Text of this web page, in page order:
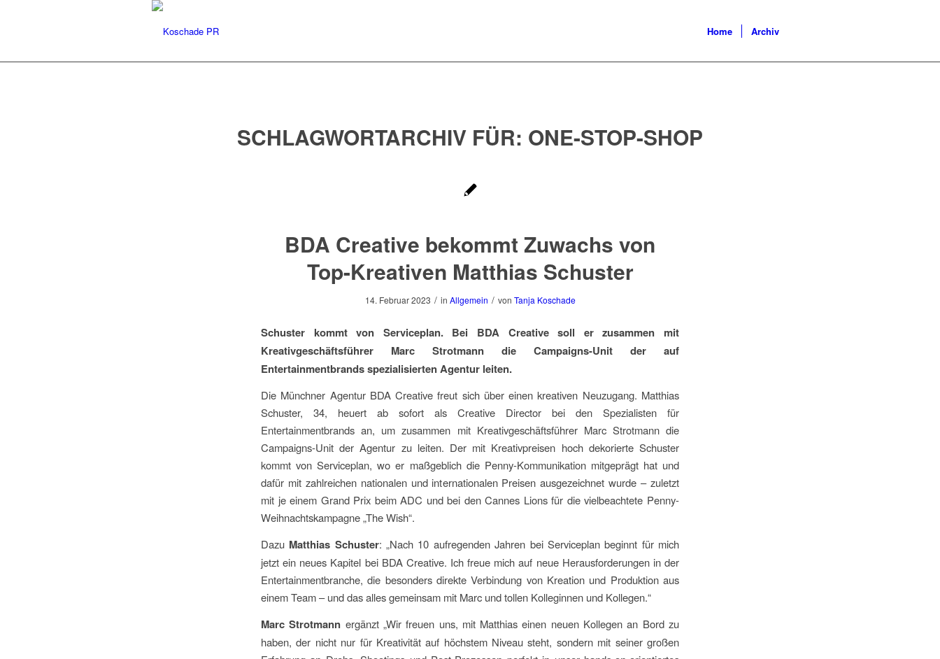
Home Archiv
SCHLAGWORTARCHIV FÜR: ONE-STOP-SHOP
BDA Creative bekommt Zuwachs von
Top-Kreativen Matthias Schuster
14. Februar 2023 / in Allgemein / von Tanja Koschade
Schuster kommt von Serviceplan. Bei BDA Creative soll er zusammen mit
Kreativgeschäftsführer Marc Strotmann die Campaigns-Unit der auf
Entertainmentbrands spezialisierten Agentur leiten.
Die Münchner Agentur BDA Creative freut sich über einen kreativen Neuzugang. Matthias
Schuster, 34, heuert ab sofort als Creative Director bei den Spezialisten für
Entertainmentbrands an, um zusammen mit Kreativgeschäftsführer Marc Strotmann die
Campaigns-Unit der Agentur zu leiten. Der mit Kreativpreisen hoch dekorierte Schuster
kommt von Serviceplan, wo er maßgeblich die Penny-Kommunikation mitgeprägt hat und
dafür mit zahlreichen nationalen und internationalen Preisen ausgezeichnet wurde – zuletzt
mit je einem Grand Prix beim ADC und bei den Cannes Lions für die vielbeachtete Penny-
Weihnachtskampagne „The Wish“.
Dazu Matthias Schuster: „Nach 10 aufregenden Jahren bei Serviceplan beginnt für mich
jetzt ein neues Kapitel bei BDA Creative. Ich freue mich auf neue Herausforderungen in der
Entertainmentbranche, die besonders direkte Verbindung von Kreation und Produktion aus
einem Team – und das alles gemeinsam mit Marc und tollen Kolleginnen und Kollegen.“
Marc Strotmann ergänzt „Wir freuen uns, mit Matthias einen neuen Kollegen an Bord zu
haben, der nicht nur für Kreativität auf höchstem Niveau steht, sondern mit seiner großen